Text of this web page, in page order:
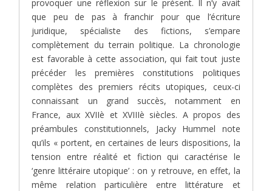
provoquer une réflexion sur le présent. Il n’y avait
que peu de pas à franchir pour que l’écriture
juridique, spécialiste des fictions, s’empare
complètement du terrain politique. La chronologie
est favorable à cette association, qui fait tout juste
précéder les premières constitutions politiques
complètes des premiers récits utopiques, ceux-ci
connaissant un grand succès, notamment en
France, aux XVIIè et XVIIIè siècles. A propos des
préambules constitutionnels, Jacky Hummel note
qu’ils « portent, en certaines de leurs dispositions, la
tension entre réalité et fiction qui caractérise le
‘genre littéraire utopique’ : on y retrouve, en effet, la
même relation particulière entre littérature et